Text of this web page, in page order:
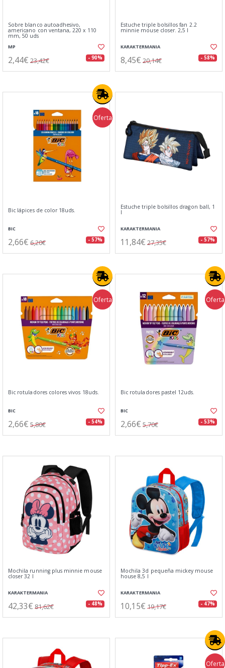
Sobre blanco autoadhesivo,
americano con ventana, 220 x 110
mm, 50 uds
MP
2,44€ 23,42€ - 90%
Estuche triple bolsillos fan 2.2
minnie mouse closer. 2,5 l
KARAKTERMANIA
8,45€ 20,14€ - 58%
Oferta
Bic lápices de color 18uds.
BIC
2,66€ 6,20€ - 57%
Estuche triple bolsillos dragon ball, 1
l
KARAKTERMANIA
11,84€ 27,35€ - 57%
Oferta
Bic rotuladores colores vivos 18uds.
BIC
2,66€ 5,80€ - 54%
Oferta
Bic rotuladores pastel 12uds.
BIC
2,66€ 5,70€ - 53%
Mochila running plus minnie mouse
closer 32 l
KARAKTERMANIA
42,33€ 81,62€ - 48%
Mochila 3d pequeña mickey mouse
house 8,5 l
KARAKTERMANIA
10,15€ 19,17€ - 47%
Oferta